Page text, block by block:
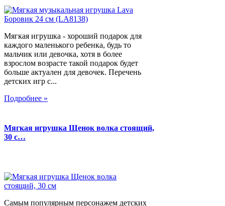
Мягкая игрушка - хороший подарок для
каждого маленького ребенка, будь то
мальчик или девочка, хотя в более
взрослом возрасте такой подарок будет
больше актуален для девочек. Перечень
детских игр с...
Подробнее »
Мягкая игрушка Щенок волка стоящий,
30 с…
Самым популярным персонажем детских